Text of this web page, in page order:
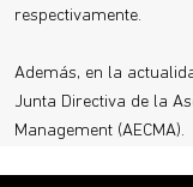
respectivamente.
Además, en la
Junta Directiva de la
Management (AECMA).